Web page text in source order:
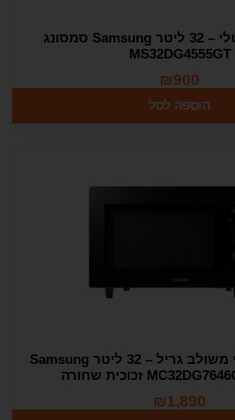
מיקרוגל דיגיטלי – 32 ליטר Samsung סמסונג
MS32DG4555GT
₪900
הוספה לסל
מיקרוגל דיגיטלי משולב גריל – 32 ליטר Samsung
₪1,890